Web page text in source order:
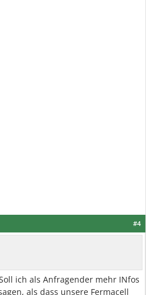
#4
ich als Anfragender mehr INfos
als dass unsere Fermacell